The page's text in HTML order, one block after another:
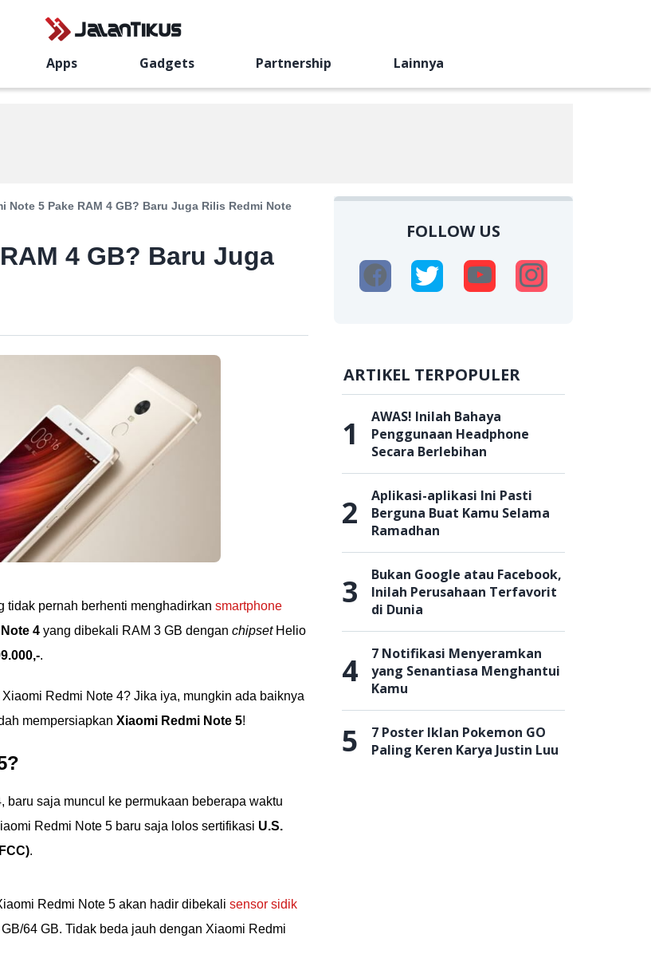
Apps Gadgets Partnership Lainnya
Note 5 Pake RAM 4 GB? Baru Juga Rilis Redmi Note
4 GB? Baru Juga
tidak pernah berhenti menghadirkan smartphone
4 yang dibekali RAM 3 GB dengan chipsetHelio
.
Redmi Note 4? Jika iya, mungkin ada baiknya
mempersiapkan Xiaomi Redmi Note 5!
baru saja muncul ke permukaan beberapa waktu
Redmi Note 5 baru saja lolos sertifikasi U.S.
.
Redmi Note 5 akan hadir dibekali sensor sidik
64 GB. Tidak beda jauh dengan Xiaomi Redmi
FOLLOW US
ARTIKEL TERPOPULER
1
AWAS! Inilah Bahaya
Penggunaan Headphone
Secara Berlebihan
2
Aplikasi-aplikasi Ini Pasti
Berguna Buat Kamu Selama
Ramadhan
3
Bukan Google atau Facebook,
Inilah Perusahaan Terfavorit
di Dunia
4
7 Notifikasi Menyeramkan
yang Senantiasa Menghantui
Kamu
5
7 Poster Iklan Pokemon GO
Paling Keren Karya Justin Luu